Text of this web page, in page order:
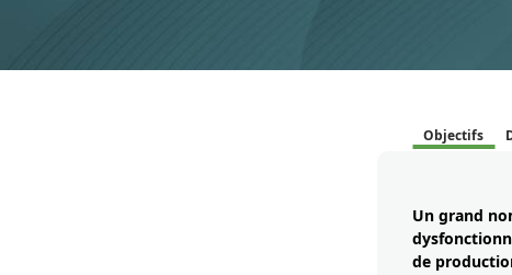
Objectifs
Un grand
de